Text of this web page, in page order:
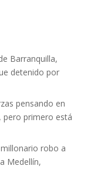
Barranquilla,
detenido por
pensando en
pero primero está
robo a
Medellín,